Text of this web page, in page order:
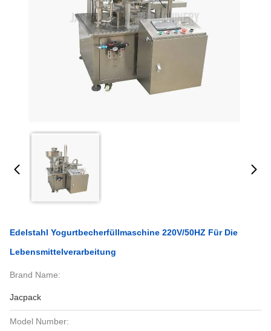
Edelstahl Yogurtbecherfüllmaschine 220V/50HZ Für Die
Lebensmittelverarbeitung
Brand Name:
Jacpack
Model Number: